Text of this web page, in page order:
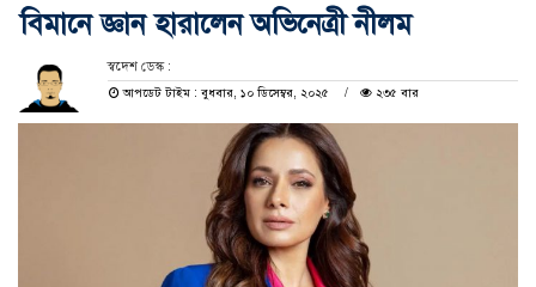
বিমানে জ্ঞান হারালেন অভিনেত্রী নীলম
স্বদেশ ডেস্ক :
আপডেট টাইম : বুধবার, ১০ ডিসেম্বর, ২০২৫
২৩৫ বার